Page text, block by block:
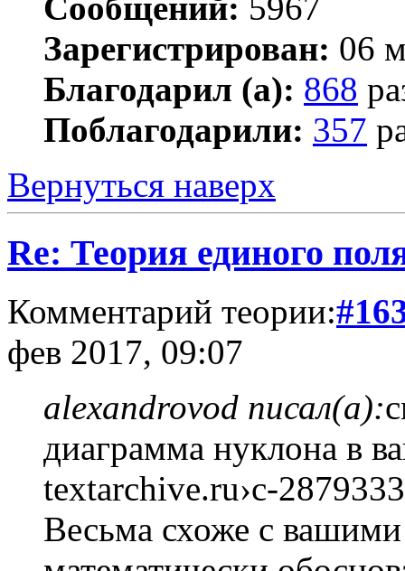
Сообщений: 5967
Зарегистрирован: 06
Благодарил (а): 868
Поблагодарили: 357
Вернуться наверх
Re: Теория единого
Комментарий теории:
фев 2017, 09:07
alexandrovod писал(а):
диаграмма нуклона в
textarchive.ru›c-
Весьма схоже с